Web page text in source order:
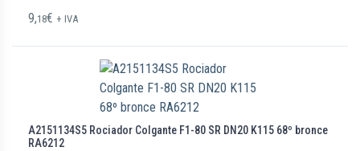
9,18€ + IVA
A2151134S5 Rociador Colgante F1-80 SR DN20 K115 68º bronce
RA6212